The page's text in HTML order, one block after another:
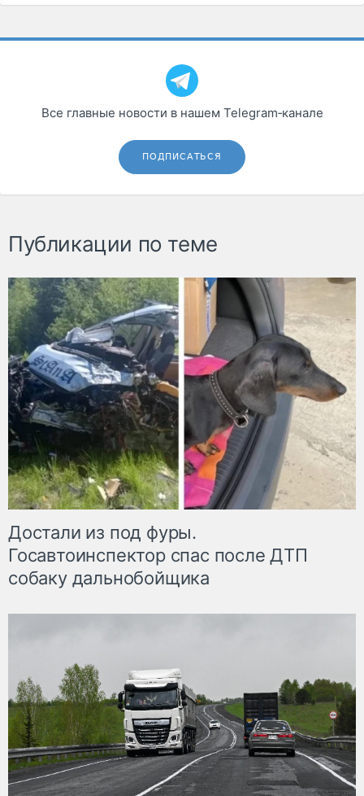
Все главные новости в нашем Telegram‑канале
ПОДПИСАТЬСЯ
Публикации по теме
Достали из под фуры.
Госавтоинспектор спас после ДТП
собаку дальнобойщика